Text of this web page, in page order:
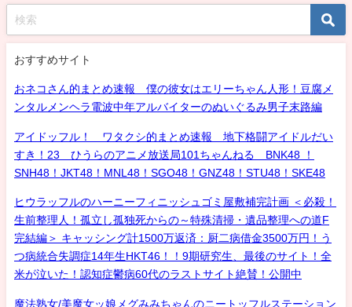
おすすめサイト
おネコさん的まとめ速報 僕の彼女はエリーちゃん人形！豆腐メ
ンタルメンヘラ電波中年アルバイターのぬいぐるみ男子末路編
アイドッフル！ ワタクシ的まとめ速報 地下格闘アイドルだい
すき！23 ひうらのアニメ放送局101ちゃんねる BNK48 ！
SNH48！JKT48！MNL48！SGO48！GNZ48！STU48！SKE48
ヒウラッフルのハーニーフィニッシュゴミ屋敷補完計画 ＜必殺！
生前整理人！孤立し孤独死からの～特殊清掃・遺品整理への道F
完結編＞ キャッシング計1500万返済：厨二病借金3500万円！う
つ病統合失調症14年生HKT46！！9期研究生、最後のサイト！全
米が泣いた！認知症鬱病60代のラストサイト絶賛！公開中
魔法熟女/美魔女ッ娘メグみみちゃんのニートッフルステーション